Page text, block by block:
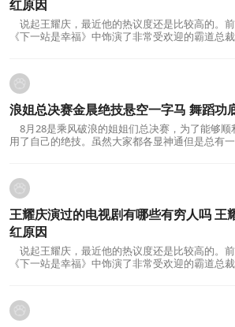
红原因
说起王耀庆，最近他的热议度还是比较高的。
《下一站是幸福》中饰演了非常受欢迎的霸道总
浪姐总决赛金晨绝技悬空一字马 舞蹈功
8月28是乘风破浪的姐姐们总决赛，为了能够顺
用了自己的绝技。虽然大家都各显神通但是总有
王耀庆演过的电视剧有哪些有穷人吗 王
红原因
说起王耀庆，最近他的热议度还是比较高的。
《下一站是幸福》中饰演了非常受欢迎的霸道总